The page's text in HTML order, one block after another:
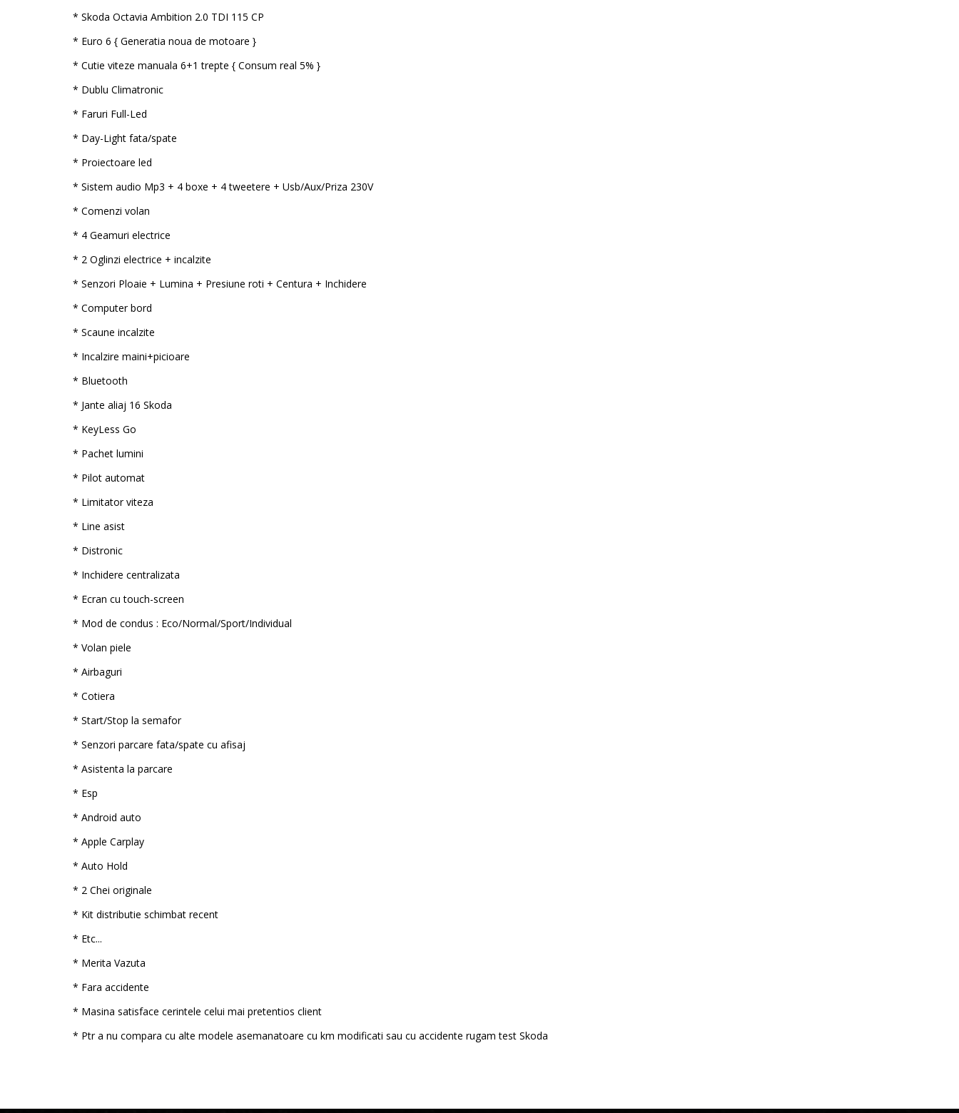
* Skoda Octavia Ambition 2.0 TDI 115 CP
* Euro 6 { Generatia noua de motoare }
* Cutie viteze manuala 6+1 trepte { Consum real 5% }
* Dublu Climatronic
* Faruri Full-Led
* Day-Light fata/spate
* Proiectoare led
* Sistem audio Mp3 + 4 boxe + 4 tweetere + Usb/Aux/Priza 230V
* Comenzi volan
* 4 Geamuri electrice
* 2 Oglinzi electrice + incalzite
* Senzori Ploaie + Lumina + Presiune roti + Centura + Inchidere
* Computer bord
* Scaune incalzite
* Incalzire maini+picioare
* Bluetooth
* Jante aliaj 16 Skoda
* KeyLess Go
* Pachet lumini
* Pilot automat
* Limitator viteza
* Line asist
* Distronic
* Inchidere centralizata
* Ecran cu touch-screen
* Mod de condus : Eco/Normal/Sport/Individual
* Volan piele
* Airbaguri
* Cotiera
* Start/Stop la semafor
* Senzori parcare fata/spate cu afisaj
* Asistenta la parcare
* Esp
* Android auto
* Apple Carplay
* Auto Hold
* 2 Chei originale
* Kit distributie schimbat recent
* Etc...
* Merita Vazuta
* Fara accidente
* Masina satisface cerintele celui mai pretentios client
* Ptr a nu compara cu alte modele asemanatoare cu km modificati sau cu accidente rugam test Skoda